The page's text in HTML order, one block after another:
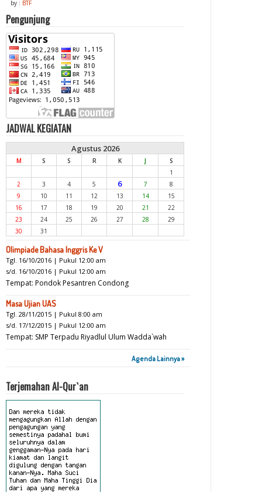
by : BTF
Pengunjung
JADWAL KEGIATAN
Agustus 2026
M S S R K J
S
1
2
3 4 5 6 7
8
9
10 11 12 13 14
15
16
17 18 19 20 21
22
23
24 25 26 27 28
29
30
31
Olimpiade Bahasa Inggris Ke V
Tgl. 16/10/2016 | Pukul 12:00 am
s/d. 16/10/2016 | Pukul 12:00 am
Tempat: Pondok Pesantren Condong
Masa Ujian UAS
Tgl. 28/11/2015 | Pukul 8:00 am
s/d. 17/12/2015 | Pukul 12:00 am
Tempat: SMP Terpadu Riyadlul Ulum Wadda`wah
Agenda Lainnya »
Terjemahan Al-Qur`an